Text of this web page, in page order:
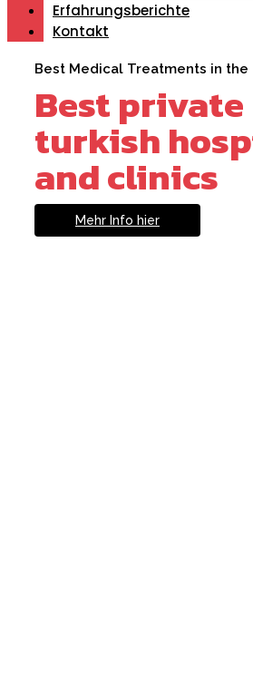
Erfahrungsberichte
Kontakt
Best Medical Treatments in the
Best private
turkish
and clinics
Mehr Info hier